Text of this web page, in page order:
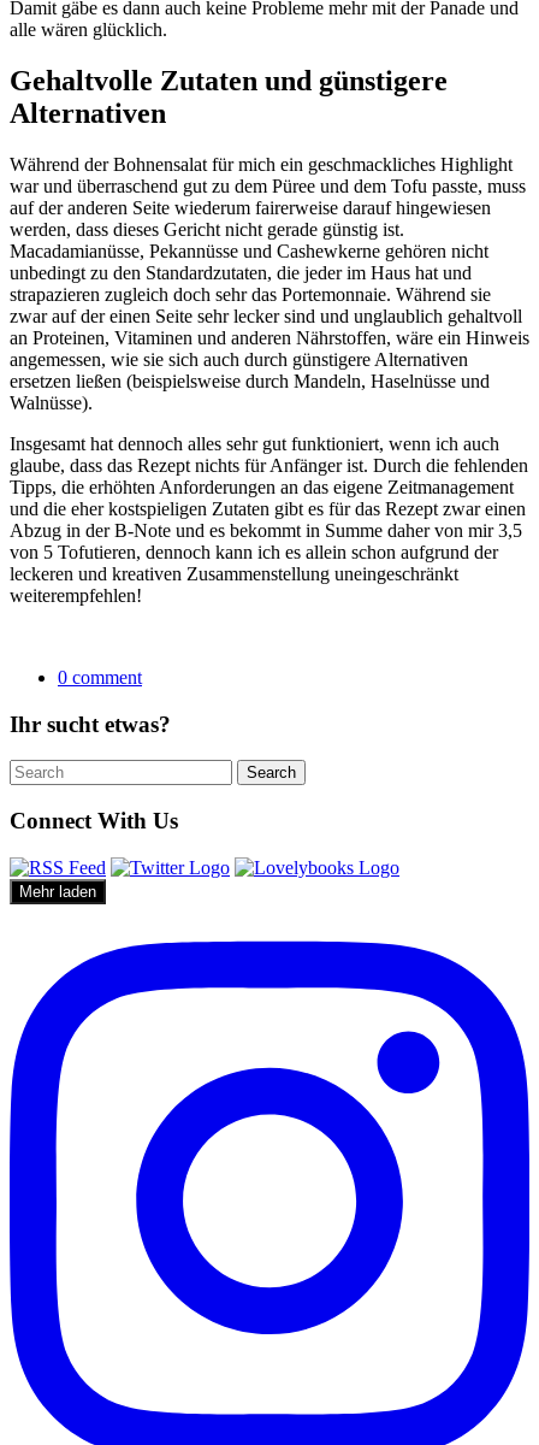
Damit gäbe es dann auch keine Probleme mehr mit der Panade und
alle wären glücklich.
Gehaltvolle Zutaten und günstigere
Alternativen
Während der Bohnensalat für mich ein geschmackliches Highlight
war und überraschend gut zu dem Püree und dem Tofu passte, muss
auf der anderen Seite wiederum fairerweise darauf hingewiesen
werden, dass dieses Gericht nicht gerade günstig ist.
Macadamianüsse, Pekannüsse und Cashewkerne gehören nicht
unbedingt zu den Standardzutaten, die jeder im Haus hat und
strapazieren zugleich doch sehr das Portemonnaie. Während sie
zwar auf der einen Seite sehr lecker sind und unglaublich gehaltvoll
an Proteinen, Vitaminen und anderen Nährstoffen, wäre ein Hinweis
angemessen, wie sie sich auch durch günstigere Alternativen
ersetzen ließen (beispielsweise durch Mandeln, Haselnüsse und
Walnüsse).
Insgesamt hat dennoch alles sehr gut funktioniert, wenn ich auch
glaube, dass das Rezept nichts für Anfänger ist. Durch die fehlenden
Tipps, die erhöhten Anforderungen an das eigene Zeitmanagement
und die eher kostspieligen Zutaten gibt es für das Rezept zwar einen
Abzug in der B-Note und es bekommt in Summe daher von mir 3,5
von 5 Tofutieren, dennoch kann ich es allein schon aufgrund der
leckeren und kreativen Zusammenstellung uneingeschränkt
weiterempfehlen!
0 comment
Ihr sucht etwas?
Search
for:
Search
Connect With Us
Mehr laden